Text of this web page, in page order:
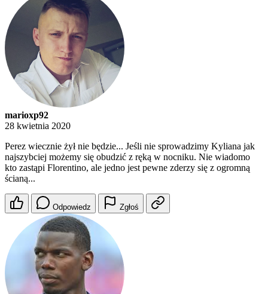
marioxp92
28 kwietnia 2020
Perez wiecznie żył nie będzie... Jeśli nie sprowadzimy Kyliana jak
najszybciej możemy się obudzić z ręką w nocniku. Nie wiadomo
kto zastąpi Florentino, ale jedno jest pewne zderzy się z ogromną
ścianą...
Odpowiedz Zgłoś